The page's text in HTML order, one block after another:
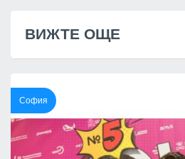
ВИЖТЕ ОЩЕ
София